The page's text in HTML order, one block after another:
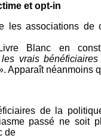
et opt-in
les associations de
Blanc en
les vrais
Apparaît néanmoins
de la
passé ne soit
de